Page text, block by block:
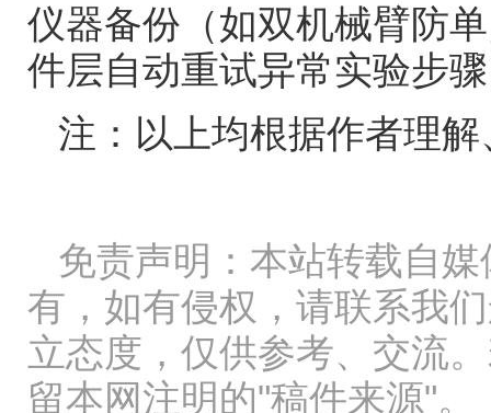
仪器备份（如双机械臂防
件层自动重试异常实验步
注：以上均根据作者理
免责声明：本站转载自
有，如有侵权，请联系我
立态度，仅供参考、交流
留本网注明的"稿件来源"。